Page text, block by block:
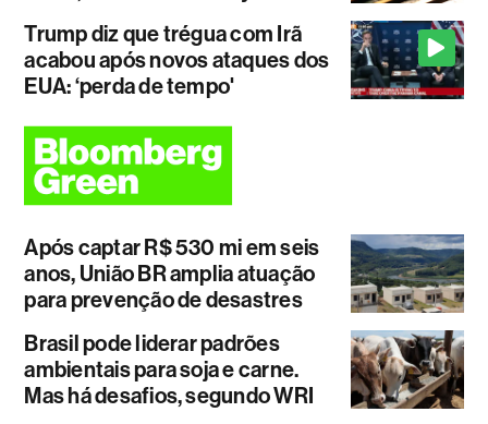
Trump diz que trégua com Irã
acabou após novos ataques dos
EUA: ‘perda de tempo'
Após captar R$ 530 mi em seis
anos, União BR amplia atuação
para prevenção de desastres
Brasil pode liderar padrões
ambientais para soja e carne.
Mas há desafios, segundo WRI